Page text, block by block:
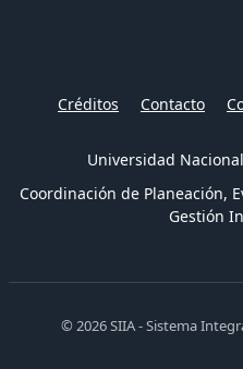
Créditos Contacto
Universidad
Coordinación de Planeación,
Gestión
© 2026 SIIA - Sistema